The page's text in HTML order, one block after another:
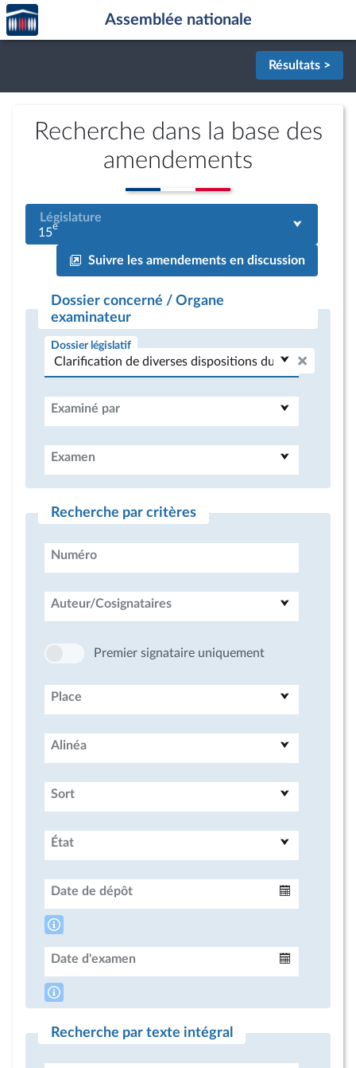
Aller au contenu
Aller en bas de la page
Accèder
à la
page
Assemblée nationale
Résultats >
Recherche dans la base des
amendements
Législature
15e
Suivre les amendements en discussion
Dossier concerné / Organe
examinateur
Dossier législatif
Examiné par
Examen
Recherche par critères
Numéro
Auteur/Cosignataires
Premier signataire uniquement
Place
Alinéa
Sort
État
Date de dépôt
Date d'examen
Recherche par texte intégral